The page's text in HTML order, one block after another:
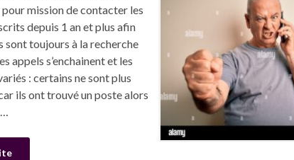
pour mission de contacter les
depuis 1 an et plus afin
sont toujours à la recherche
appels s’enchainent et les
: certains ne sont plus
ils ont trouvé un poste alors